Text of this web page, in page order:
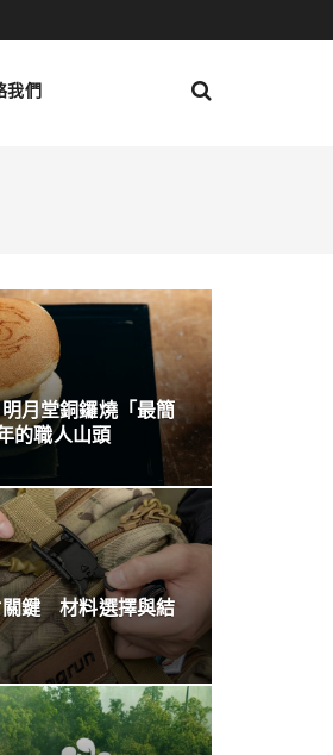
我們
月堂銅鑼燒「最簡
的職人山頭
關鍵 材料選擇與結